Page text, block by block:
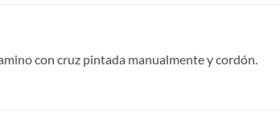
con cruz pintada manualmente y cordón.